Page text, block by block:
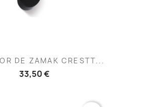
DE ZAMAK CRESTT...
33,50 €